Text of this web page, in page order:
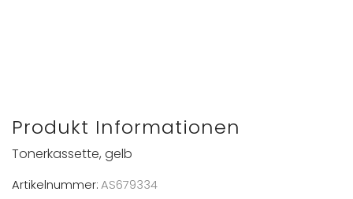
Produkt Informationen
Tonerkassette, gelb
Artikelnummer:AS679334